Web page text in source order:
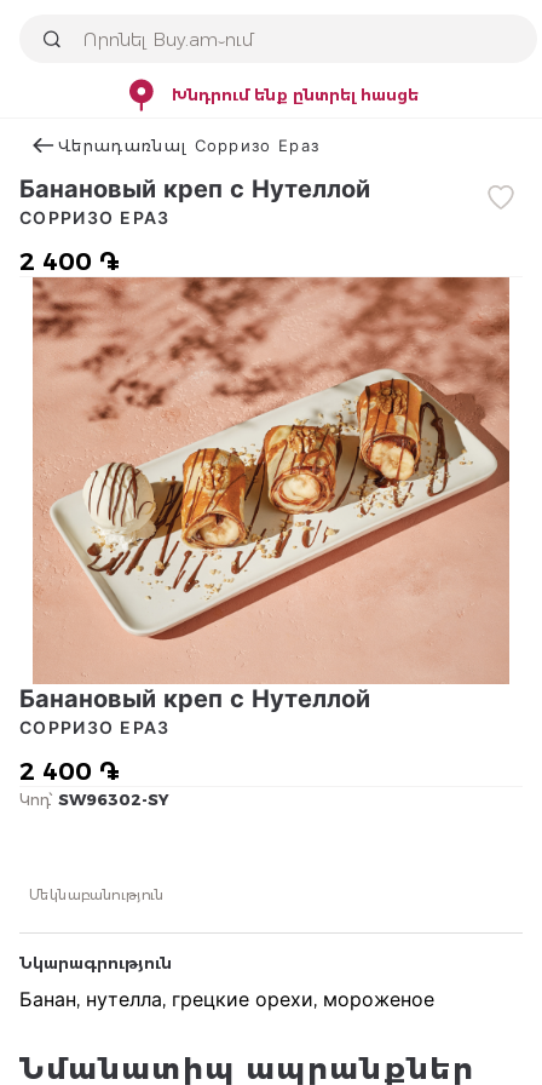
Խնդրում ենք ընտրել հասցե
Վերադառնալ Сорризо Ераз
Банановый креп с Нутеллой
2 400 ֏
СОРРИЗО ЕРАЗ
Банановый креп с Нутеллой
2 400 ֏
СОРРИЗО ЕРАЗ
Կոդ՝ SW96302-SY
Մեկնաբանություն
Նկարագրություն
Банан, нутелла, грецкие орехи, мороженое
Նմանատիպ ապրանքներ